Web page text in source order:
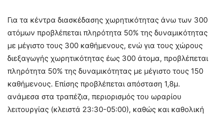
Για τα κέντρα διασκέδασης χωρητικότητας άνω των 300
ατόμων προβλέπεται πληρότητα 50% της δυναμικότητας
με μέγιστο τους 300 καθήμενους, ενώ για τους χώρους
διεξαγωγής χωρητικότητας έως 300 άτομα, προβλέπεται
πληρότητα 50% της δυναμικότητας με μέγιστο τους 150
καθήμενους. Επίσης προβλέπεται απόσταση 1,8μ.
ανάμεσα στα τραπέζια, περιορισμός του ωραρίου
λειτουργίας (κλειστά 23:30-05:00), καθώς και καθολική